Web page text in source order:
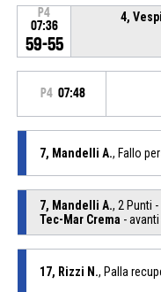
P4
07:36
59-55
4,
P4 07:48
7, Mandelli A., Fallo
7, Mandelli A., 2 Punti
Tec-Mar Crema -
17, Rizzi N., Palla